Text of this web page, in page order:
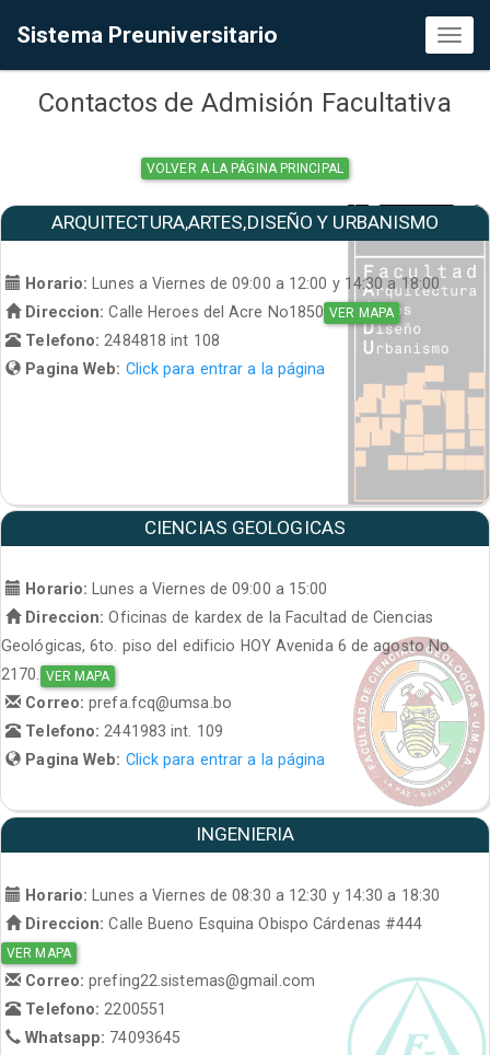
Sistema Preuniversitario
Contactos de Admisión Facultativa
VOLVER A LA PÁGINA PRINCIPAL
ARQUITECTURA,ARTES,DISEÑO Y URBANISMO
Horario:
Lunes a Viernes de 09:00 a 12:00 y 14:30 a 18:00
Direccion: Calle Heroes del Acre No1850 VER MAPA
Telefono: 2484818 int 108
Pagina Web: Click para entrar a la página
CIENCIAS GEOLOGICAS
Horario: Lunes a Viernes de 09:00 a 15:00
Direccion: Oficinas de kardex de la Facultad de Ciencias
Geológicas, 6to. piso del edificio HOY Avenida 6 de agosto No.
2170. VER MAPA
Correo:prefa.fcq@umsa.bo
Telefono:2441983 int. 109
Pagina Web: Click para entrar a la página
INGENIERIA
Horario:
Lunes a Viernes de 08:30 a 12:30 y 14:30 a 18:30
Direccion: Calle Bueno Esquina Obispo Cárdenas #444
VER MAPA
Correo:prefing22.sistemas@gmail.com
Telefono: 2200551
Whatsapp: 74093645